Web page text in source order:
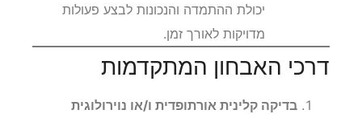
יכולת ההתמדה והנכונות לבצע פעולות
מדויקות לאורך זמן.
דרכי האבחון המתקדמות
בדיקה קלינית אורתופדית ו/או נוירולוגית